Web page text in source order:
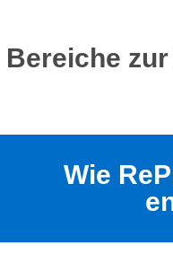
Bereiche
Wie